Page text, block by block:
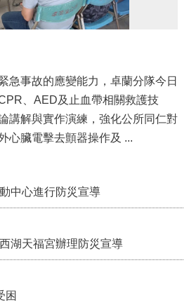
急事故的應變能力，卓蘭分隊今日
、AED及止血帶相關救護技
講解與實作演練，強化公所同仁對
於心肺復甦術、自動體外心臟電擊去顫器操作及 ...
中心進行防災宣導
湖天福宮辦理防災宣導
困